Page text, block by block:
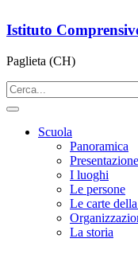
Istituto
Paglieta (CH)
Scuola
Panoramica
Presentazione
I luoghi
Le persone
Le carte
La storia